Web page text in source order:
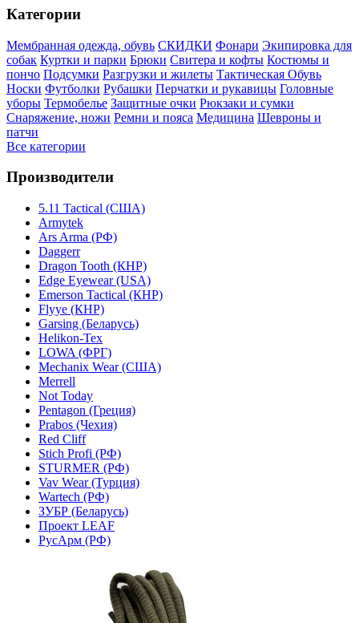
Категории
Мембранная одежда, обувь СКИДКИ Фонари Экипировка для
собак Куртки и парки Брюки Свитера и кофты Костюмы и
пончо Подсумки Разгрузки и жилеты Тактическая Обувь
Носки Футболки Рубашки Перчатки и рукавицы Головные
уборы Термобелье Защитные очки Рюкзаки и сумки
Снаряжение, ножи Ремни и пояса Медицина Шевроны и
патчи
Все категории
Производители
5.11 Tactical (США)
Armytek
Ars Arma (РФ)
Daggerr
Dragon Tooth (КНР)
Edge Eyewear (USA)
Emerson Tactical (КНР)
Flyye (КНР)
Garsing (Беларусь)
Helikon-Tex
LOWA (ФРГ)
Mechanix Wear (США)
Merrell
Not Today
Pentagon (Греция)
Prabos (Чехия)
Red Cliff
Stich Profi (РФ)
STURMER (РФ)
Vav Wear (Турция)
Wartech (РФ)
ЗУБР (Беларусь)
Проект LEAF
РусАрм (РФ)